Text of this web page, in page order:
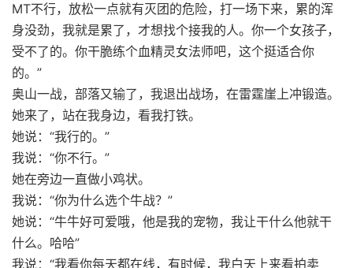
MT不行，放松一点就有灭团的危险，打一场下来，累的浑
身没劲，我就是累了，才想找个接我的人。你一个女孩子，
受不了的。你干脆练个血精灵女法师吧，这个挺适合你
的。”
奥山一战，部落又输了，我退出战场，在雷霆崖上冲锻造。
她来了，站在我身边，看我打铁。
她说：“我行的。”
我说：“你不行。”
她在旁边一直做小鸡状。
我说：“你为什么选个牛战？”
她说：“牛牛好可爱哦，他是我的宠物，我让干什么他就干
什么。哈哈”
我说：“我看你每天都在线，有时候，我白天上来看拍卖